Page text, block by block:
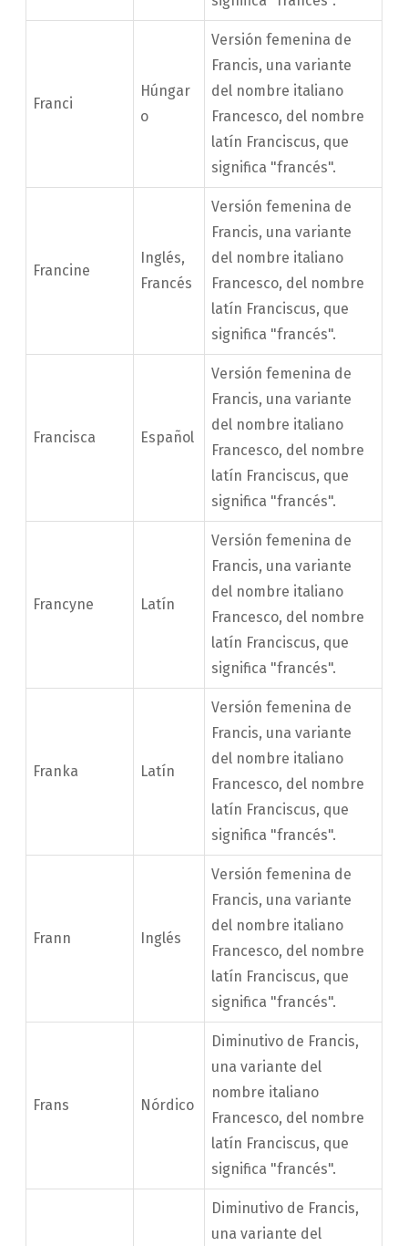
Franci
Húngar
o
Versión femenina de
Francis, una variante
del nombre italiano
Francesco, del nombre
latín Franciscus, que
significa "francés".
Francine
Inglés,
Francés
Versión femenina de
Francis, una variante
del nombre italiano
Francesco, del nombre
latín Franciscus, que
significa "francés".
Francisca Español
Versión femenina de
Francis, una variante
del nombre italiano
Francesco, del nombre
latín Franciscus, que
significa "francés".
Francyne Latín
Versión femenina de
Francis, una variante
del nombre italiano
Francesco, del nombre
latín Franciscus, que
significa "francés".
Franka Latín
Versión femenina de
Francis, una variante
del nombre italiano
Francesco, del nombre
latín Franciscus, que
significa "francés".
Frann Inglés
Versión femenina de
Francis, una variante
del nombre italiano
Francesco, del nombre
latín Franciscus, que
significa "francés".
Frans Nórdico
Diminutivo de Francis,
una variante del
nombre italiano
Francesco, del nombre
latín Franciscus, que
significa "francés".
Diminutivo de Francis,
una variante del